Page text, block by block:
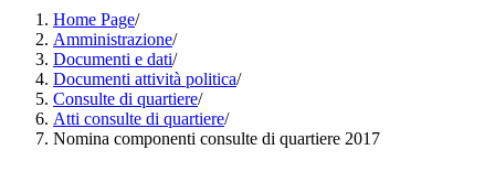
Home Page/
Amministrazione/
Documenti e dati/
Documenti attività politica/
Consulte di quartiere/
Atti consulte di quartiere/
Nomina componenti consulte di quartiere 2017